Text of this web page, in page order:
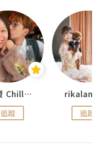
思思賢 ChillMyBabe
追蹤 追蹤